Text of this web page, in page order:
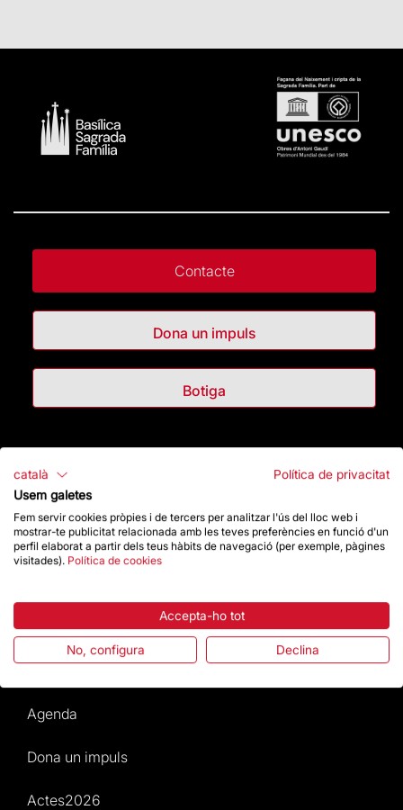
Contacte
Dona un impuls
Botiga
Destacats
La Fundació
Preguntes freqüents
Normativa i condicions de compra
Notícies i Actualitat
Agenda
Dona un impuls
Actes2026
català
Política de privacitat
Usem galetes
Fem servir cookies pròpies i de tercers per analitzar l'ús del lloc web i
mostrar-te publicitat relacionada amb les teves preferències en funció d'un
perfil elaborat a partir dels teus hàbits de navegació (per exemple, pàgines
visitades). Política de cookies
Accepta-ho tot
No, configura Declina